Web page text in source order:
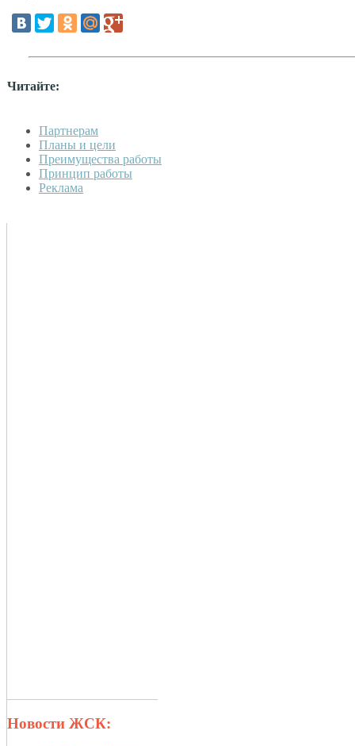
Читайте:
Партнерам
Планы и цели
Преимущества работы
Принцип работы
Реклама
Новости ЖСК: